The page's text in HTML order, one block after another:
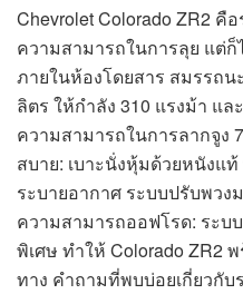
Chevrolet Colorado ZR2 คื
ความสามารถในการลุย แต่
ภายในห้องโดยสาร สมรรถน
ลิตร ให้กำลัง 310 แรงม้า แ
ความสามารถในการลากจูง
สบาย: เบาะนั่งหุ้มด้วยหนังแ
ระบายอากาศ ระบบปรับพว
ความสามารถออฟโรด: ระบ
พิเศษ ทำให้ Colorado ZR2
ทาง คำถามที่พบบ่อยเกี่ยวกับ